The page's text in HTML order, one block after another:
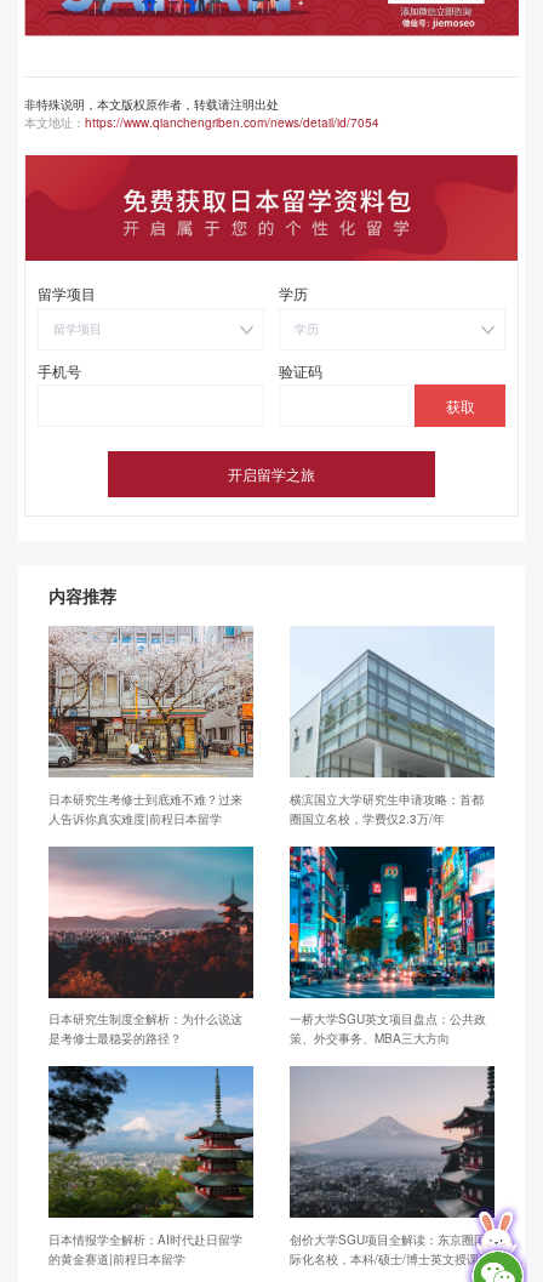
非特殊说明，本文版权原作者，转载请注明出处
本文地址： https://www.qianchengriben.com/news/detail/id/7054
留学项目
留学项目
学历
学历
手机号 验证码
内容推荐
日本研究生考修士到底难不难？过来
人告诉你真实难度|前程日本留学
横滨国立大学研究生申请攻略：首都
圈国立名校，学费仅2.3万/年
日本研究生制度全解析：为什么说这
是考修士最稳妥的路径？
一桥大学SGU英文项目盘点：公共政
策、外交事务、MBA三大方向
日本情报学全解析：AI时代赴日留学
的黄金赛道|前程日本留学
创价大学SGU项目全解读：东京圈国
际化名校，本科/硕士/博士英文授课